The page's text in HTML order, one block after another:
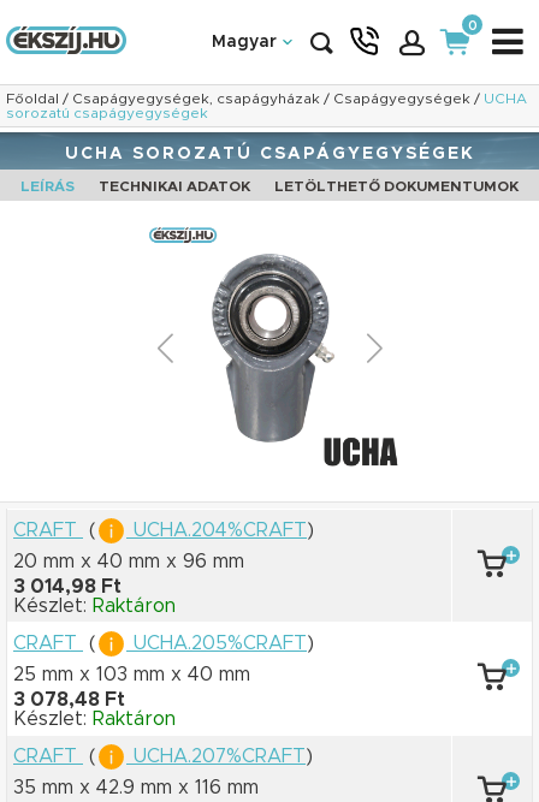
Magyar
0
Főoldal / Csapágyegységek, csapágyházak / Csapágyegységek / UCHA
sorozatú csapágyegységek
UCHA SOROZATÚ CSAPÁGYEGYSÉGEK
LEÍRÁS TECHNIKAI ADATOK LETÖLTHETŐ DOKUMENTUMOK
CRAFT ( UCHA.204%CRAFT)
20 mm x 40 mm x 96 mm
3 014,98 Ft
Készlet: Raktáron
CRAFT
( UCHA.205%CRAFT)
25 mm x 103 mm x 40 mm
3 078,48 Ft
Készlet: Raktáron
CRAFT
( UCHA.207%CRAFT)
35 mm x 42.9 mm x 116 mm